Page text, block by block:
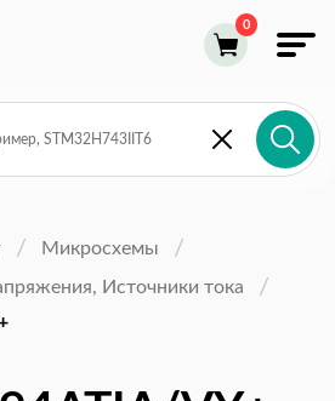
Микросхемы
Источники тока